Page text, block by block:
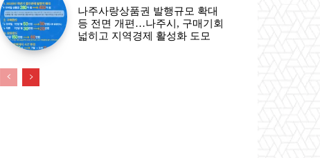
나주사랑상품권 발행규모 확대
등 전면 개편…나주시, 구매기회
넓히고 지역경제 활성화 도모